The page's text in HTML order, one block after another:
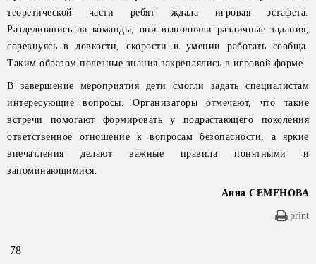
теоретической части ребят ждала игровая эстафета.
Разделившись на команды, они выполняли различные задания,
соревнуясь в ловкости, скорости и умении работать сообща.
Таким образом полезные знания закреплялись в игровой форме.
В завершение мероприятия дети смогли задать специалистам
интересующие вопросы. Организаторы отмечают, что такие
встречи помогают формировать у подрастающего поколения
ответственное отношение к вопросам безопасности, а яркие
впечатления делают важные правила понятными и
запоминающимися.
Анна СЕМЕНОВА
print
78